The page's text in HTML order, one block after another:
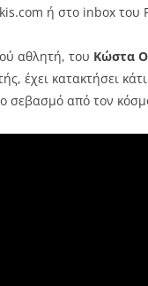
ή στο inbox του
αθλητή, του Κώστα
έχει κατακτήσει
σεβασμό από τον